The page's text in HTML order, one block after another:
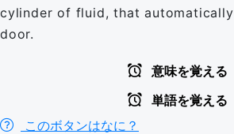
cylinder of fluid, that
door.
意味を覚える
単語を覚える
このボタンはなに？